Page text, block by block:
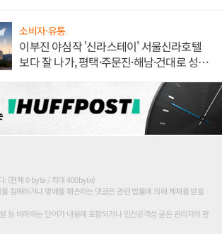
소비자·유통
이부진 야심작 '신라스테이' 서울신라호텔
보다 잘 나가, 평택·주문진·해남·건대로 성
. (현재 0 byte / 최대 400byte)
침해하거나 명예를 훼손하는 댓글은 관련 법률에 의해 제재를 받을
등 비하하는 단어가 내용에 포함되거나 인신공격성 글은 관리자의 판